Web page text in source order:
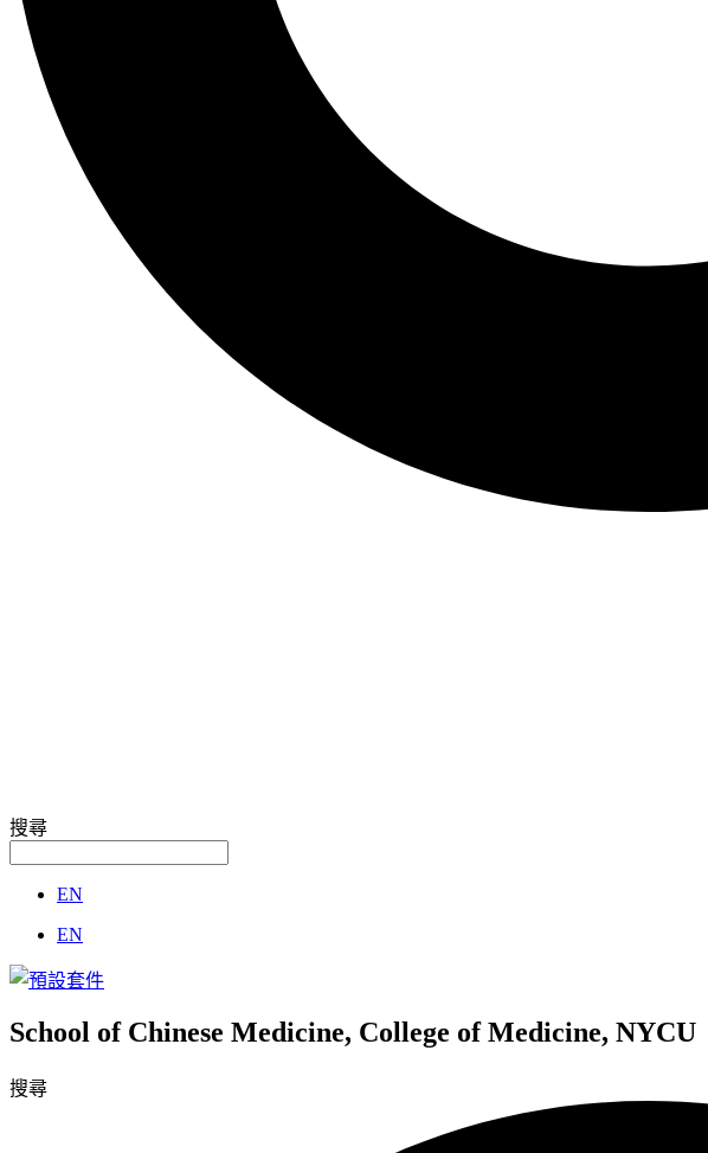
搜尋
EN
EN
School of Chinese Medicine, College of Medicine, NYCU
搜尋